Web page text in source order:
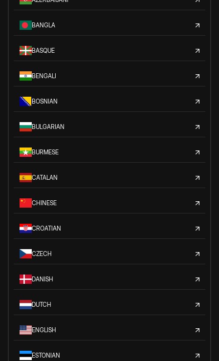
BANGLA
BASQUE
BENGALI
BOSNIAN
BULGARIAN
BURMESE
CATALAN
CHINESE
CROATIAN
CZECH
DANISH
DUTCH
ENGLISH
ESTONIAN